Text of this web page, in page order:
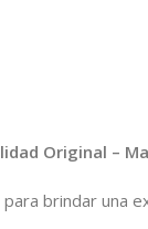
Original –
para brindar una